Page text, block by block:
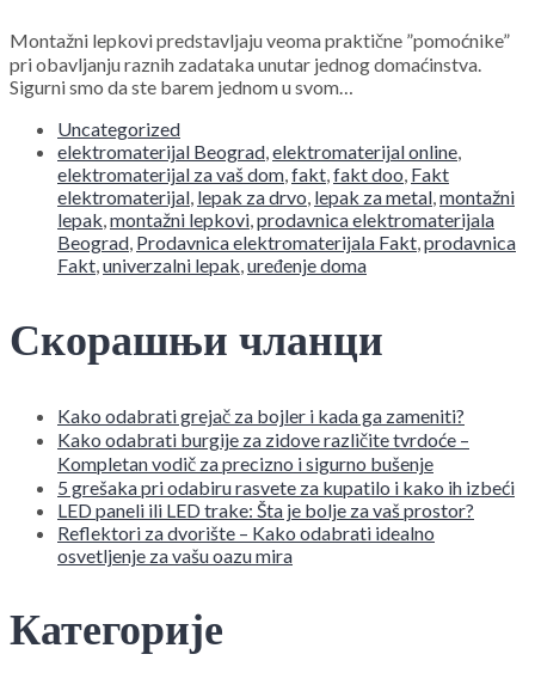
Montažni lepkovi predstavljaju veoma praktične ”pomoćnike”
pri obavljanju raznih zadataka unutar jednog domaćinstva.
Sigurni smo da ste barem jednom u svom…
Uncategorized
elektromaterijal Beograd,elektromaterijal online,
elektromaterijal za vaš dom,fakt,fakt doo, Fakt
elektromaterijal, lepak za drvo, lepak za metal,montažni
lepak,montažni lepkovi,prodavnica elektromaterijala
Beograd, Prodavnica elektromaterijala Fakt,prodavnica
Fakt,univerzalni lepak,uređenje doma
Скорашњи чланци
Kako odabrati grejač za bojler i kada ga zameniti?
Kako odabrati burgije za zidove različite tvrdoće –
Kompletan vodič za precizno i sigurno bušenje
5 grešaka pri odabiru rasvete za kupatilo i kako ih izbeći
LED paneli ili LED trake: Šta je bolje za vaš prostor?
Reflektori za dvorište – Kako odabrati idealno
osvetljenje za vašu oazu mira
Категорије